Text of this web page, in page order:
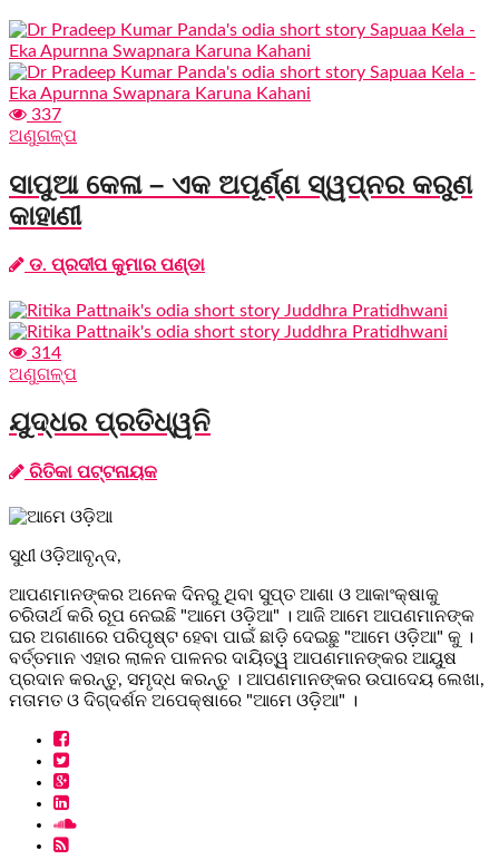
337
ଅଣୁଗଳ୍ପ
ସାପୁଆ କେଳା – ଏକ ଅପୂର୍ଣ୍ଣ ସ୍ୱପ୍ନର କରୁଣ
କାହାଣୀ
ଡ. ପ୍ରଦୀପ କୁମାର ପଣ୍ଡା
314
ଅଣୁଗଳ୍ପ
ଯୁଦ୍ଧର ପ୍ରତିଧ୍ୱନି
ରିତିକା ପଟ୍ଟନାୟକ
ସୁଧୀ ଓଡ଼ିଆବୃନ୍ଦ,
ଆପଣମାନଙ୍କର ଅନେକ ଦିନରୁ ଥିବା ସୁପ୍ତ ଆଶା ଓ ଆକାଂକ୍ଷାକୁ
ଚରିତାର୍ଥ କରି ରୂପ ନେଇଛି "ଆମେ ଓଡ଼ିଆ" । ଆଜି ଆମେ ଆପଣମାନଙ୍କ
ଘର ଅଗଣାରେ ପରିପୃଷ୍ଟ ହେବା ପାଇଁ ଛାଡ଼ି ଦେଇଛୁ "ଆମେ ଓଡ଼ିଆ" କୁ ।
ବର୍ତ୍ତମାନ ଏହାର ଲାଳନ ପାଳନର ଦାୟିତ୍ୱ ଆପଣମାନଙ୍କର ଆୟୁଷ
ପ୍ରଦାନ କରନ୍ତୁ, ସମୃଦ୍ଧ କରନ୍ତୁ । ଆପଣମାନଙ୍କର ଉପାଦେୟ ଲେଖା,
ମତାମତ ଓ ଦିଗ୍ଦର୍ଶନ ଅପେକ୍ଷାରେ "ଆମେ ଓଡ଼ିଆ" ।